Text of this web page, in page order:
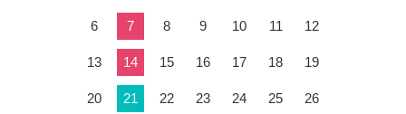
6 7 8 9 10 11 12
13 14 15 16 17 18 19
20 21 22 23 24 25 26